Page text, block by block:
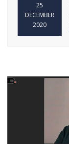
25
DECEMBER
2020